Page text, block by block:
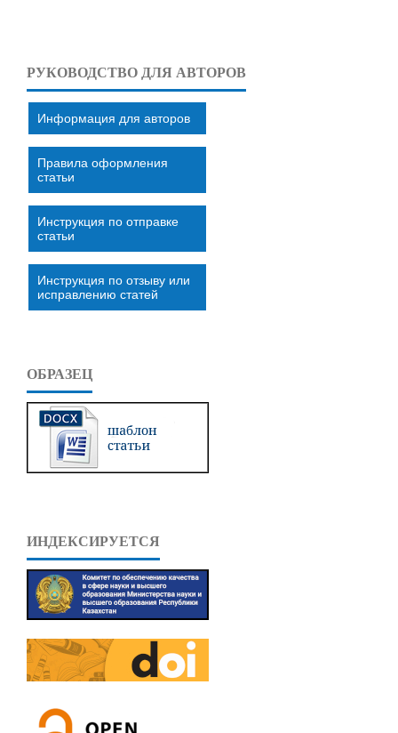
РУКОВОДСТВО ДЛЯ АВТОРОВ
Информация для авторов
Правила оформления
статьи
Инструкция по отправке
статьи
Инструкция по отзыву или
исправлению статей
ОБРАЗЕЦ
ИНДЕКСИРУЕТСЯ